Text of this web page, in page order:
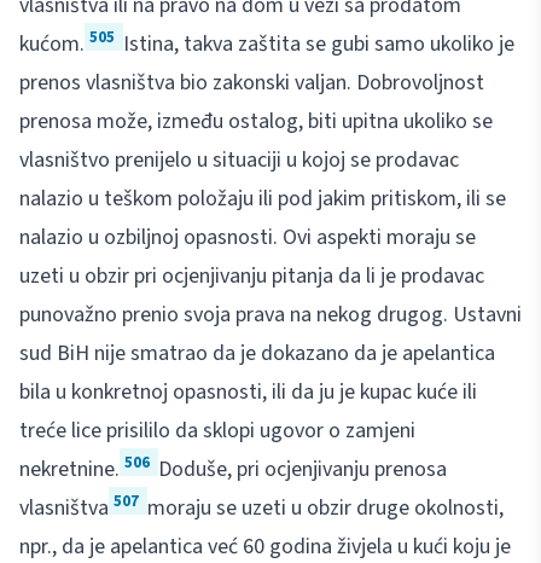
kućom. 505 Istina, takva zaštita se gubi samo ukoliko je
prenos vlasništva bio zakonski valjan. Dobrovoljnost
prenosa može, između ostalog, biti upitna ukoliko se
vlasništvo prenijelo u situaciji u kojoj se prodavac
nalazio u teškom položaju ili pod jakim pritiskom, ili se
nalazio u ozbiljnoj opasnosti. Ovi aspekti moraju se
uzeti u obzir pri ocjenjivanju pitanja da li je prodavac
punovažno prenio svoja prava na nekog drugog. Ustavni
sud BiH nije smatrao da je dokazano da je apelantica
bila u konkretnoj opasnosti, ili da ju je kupac kuće ili
treće lice prisililo da sklopi ugovor o zamjeni
nekretnine. 506 Doduše, pri ocjenjivanju prenosa
vlasništva 507 moraju se uzeti u obzir druge okolnosti,
npr., da je apelantica već 60 godina živjela u kući koju je